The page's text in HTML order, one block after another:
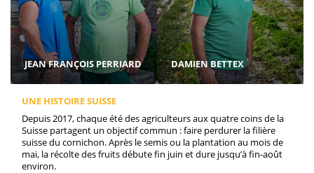
JEAN FRANÇOIS PERRIARD DAMIEN BETTEX
UNE HISTOIRE SUISSE
Depuis 2017, chaque été des agriculteurs aux quatre coins de la
Suisse partagent un objectif commun : faire perdurer la filière
suisse du cornichon. Après le semis ou la plantation au mois de
mai, la récolte des fruits débute fin juin et dure jusqu’à fin-août
environ.